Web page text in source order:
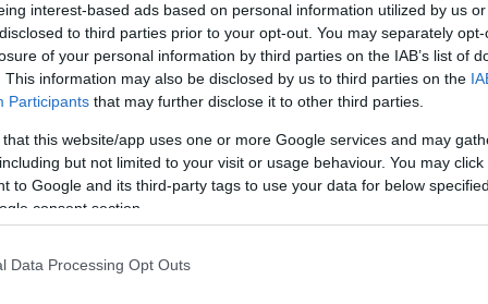
interest-based ads based on personal information utilized by us
to third parties prior to your opt-out. You may separately
of your personal information by third parties on the IAB’s list of
This information may also be disclosed by us to third parties on the
Participants that may further disclose it to other third parties.
that this website/app uses one or more Google services and may
but not limited to your visit or usage behaviour. You may
to Google and its third-party tags to use your data for below
consent section.
Data Processing Opt Outs
βίντεο:
Αγγλικών σε μόνο 2 ημέρες στα